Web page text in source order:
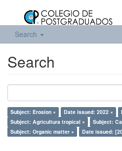
Search
Search
Subject: Erosion × Date issued: 2022 ×
Subject: Agricultura tropical ×
Subject:
Subject: Organic matter ×
Date issued: